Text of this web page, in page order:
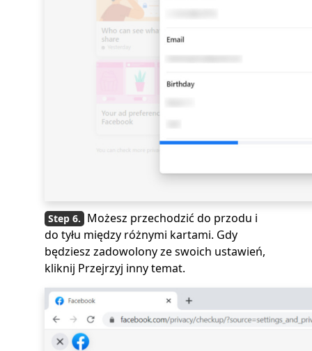
Możesz przechodzić do przodu i
do tyłu między różnymi kartami. Gdy
będziesz zadowolony ze swoich ustawień,
kliknij Przejrzyj inny temat.